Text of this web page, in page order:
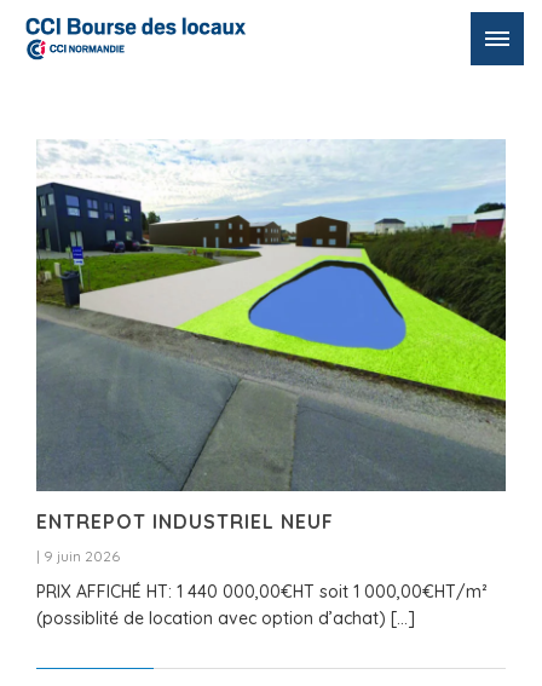
contenu
ENTREPOT INDUSTRIEL NEUF
| 9 juin 2026
PRIX AFFICHÉ HT: 1 440 000,00€HT soit 1 000,00€HT/m²
(possiblité de location avec option d’achat) […]